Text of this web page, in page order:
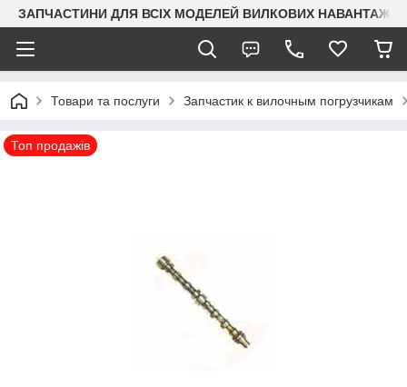
ЗАПЧАСТИНИ ДЛЯ ВСІХ МОДЕЛЕЙ ВИЛКОВИХ
Товари та послуги Запчастик к вилочным погрузчикам
Топ продажів